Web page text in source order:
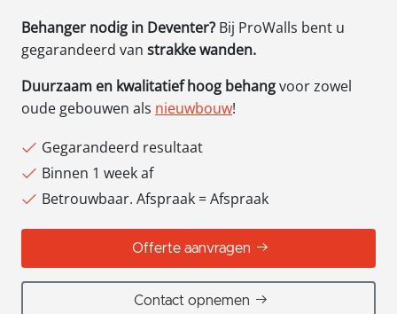
Behanger nodig in Deventer? Bij ProWalls bent u
gegarandeerd van strakke wanden.
Duurzaam en kwalitatief hoog behangvoor zowel
oude gebouwen als nieuwbouw!
Gegarandeerd resultaat
Binnen 1 week af
Betrouwbaar. Afspraak = Afspraak
Offerte aanvragen
Contact opnemen